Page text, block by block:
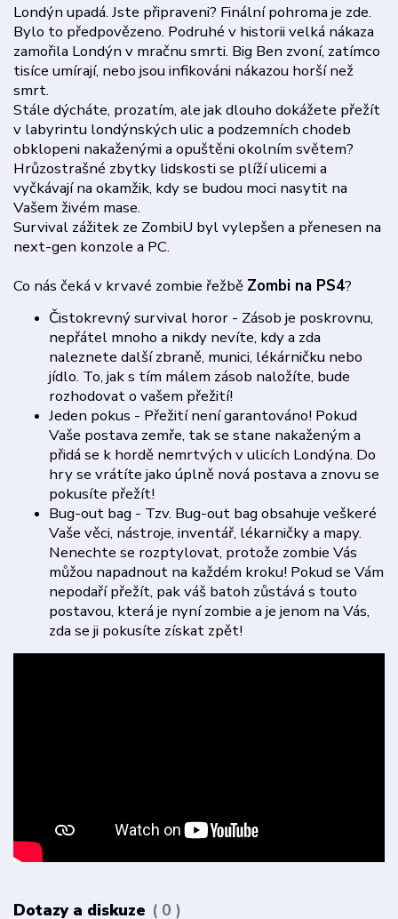
Londýn upadá. Jste připraveni? Finální pohroma je zde.
Bylo to předpovězeno. Podruhé v historii velká nákaza
zamořila Londýn v mračnu smrti. Big Ben zvoní, zatímco
tisíce umírají, nebo jsou infikováni nákazou horší než
smrt.
Stále dýcháte, prozatím, ale jak dlouho dokážete přežít
v labyrintu londýnských ulic a podzemních chodeb
obklopeni nakaženými a opuštěni okolním světem?
Hrůzostrašné zbytky lidskosti se plíží ulicemi a
vyčkávají na okamžik, kdy se budou moci nasytit na
Vašem živém mase.
Survival zážitek ze ZombiU byl vylepšen a přenesen na
next-gen konzole a PC.
Co nás čeká v krvavé zombie řežbě Zombi na PS4?
Čistokrevný survival horor - Zásob je poskrovnu,
nepřátel mnoho a nikdy nevíte, kdy a zda
naleznete další zbraně, munici, lékárničku nebo
jídlo. To, jak s tím málem zásob naložíte, bude
rozhodovat o vašem přežití!
Jeden pokus - Přežití není garantováno! Pokud
Vaše postava zemře, tak se stane nakaženým a
přidá se k hordě nemrtvých v ulicích Londýna. Do
hry se vrátíte jako úplně nová postava a znovu se
pokusíte přežít!
Bug-out bag - Tzv. Bug-out bag obsahuje veškeré
Vaše věci, nástroje, inventář, lékarničky a mapy.
Nenechte se rozptylovat, protože zombie Vás
můžou napadnout na každém kroku! Pokud se Vám
nepodaří přežít, pak váš batoh zůstává s touto
postavou, která je nyní zombie a je jenom na Vás,
zda se ji pokusíte získat zpět!
Dotazy a diskuze 0